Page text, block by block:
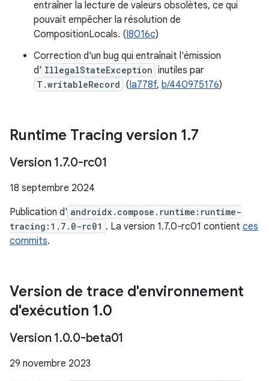
entraîner la lecture de valeurs obsolètes, ce qui
pouvait empêcher la résolution de
CompositionLocals. (I8016c)
Correction d'un bug qui entraînait l'émission
d' IllegalStateException inutiles par
T.writableRecord (Ia778f, b/440975176)
Runtime Tracing version 1.7
Version 1.7.0-rc01
18 septembre 2024
Publication d' androidx.compose.runtime:runtime-
tracing:1.7.0-rc01 . La version 1.7.0-rc01 contient ces
commits.
Version de trace d'environnement
d'exécution 1.0
Version 1.0.0-beta01
29 novembre 2023